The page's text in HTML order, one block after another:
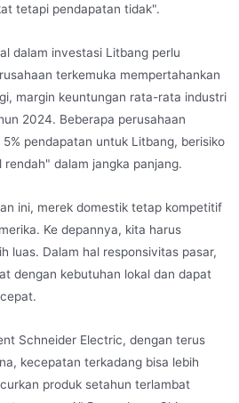
tetapi pendapatan tidak".
dalam investasi Litbang perlu
terkemuka mempertahankan
margin keuntungan rata-rata industri
2024. Beberapa perusahaan
pendapatan untuk Litbang, berisiko
dalam jangka panjang.
ini, merek domestik tetap kompetitif
Ke depannya, kita harus
luas. Dalam hal responsivitas pasar,
dengan kebutuhan lokal dan dapat
Schneider Electric, dengan terus
kecepatan terkadang bisa lebih
produk setahun terlambat